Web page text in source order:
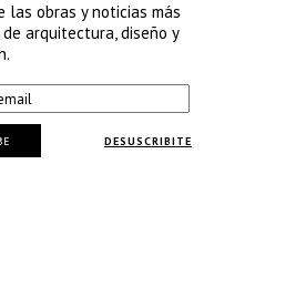
las obras y noticias más
arquitectura, diseño y
DESUSCRIBITE